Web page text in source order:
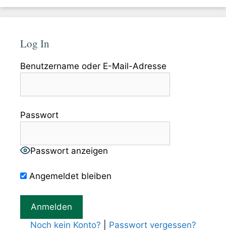
Log In
Benutzername oder E-Mail-Adresse
Passwort
Passwort anzeigen
Angemeldet bleiben
Noch kein Konto? Passwort vergessen?